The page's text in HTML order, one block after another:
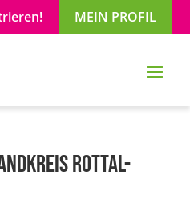
MEIN PROFIL
Rottal-